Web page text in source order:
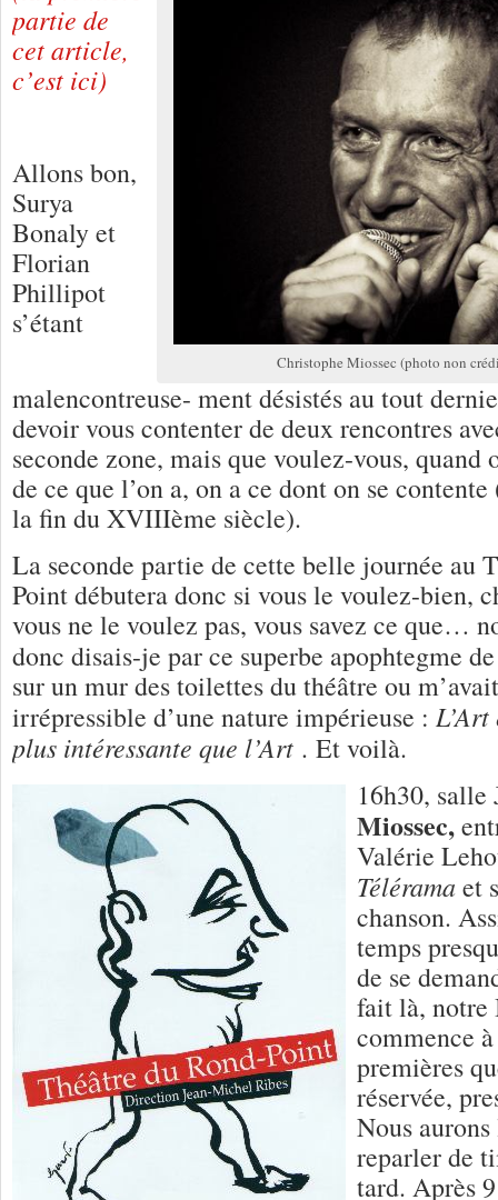
Christophe Miossec (photo non
partie de
cet article,
c’est ici)
Allons bon,
Surya
Bonaly et
Florian
Phillipot
s’étant
malencontreuse- ment désistés au tout
devoir vous contenter de deux rencontres
seconde zone, mais que voulez-vous, quand
de ce que l’on a, on a ce dont on se
la fin du XVIIIème siècle).
La seconde partie de cette belle journée au
Point débutera donc si vous le voulez-bien,
vous ne le voulez pas, vous savez ce que…
donc disais-je par ce superbe apophtegme
sur un mur des toilettes du théâtre ou
irrépressible d’une nature impérieuse :
plus intéressante que l’Art . Et voilà.
16h30, salle
Miossec,
Valérie
Téléramaet
chanson.
temps
de se
fait là, notre
commence
premières
réservée,
Nous
reparler de
tard. Après